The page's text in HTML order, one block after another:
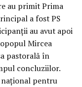
au primit Prima
a fost PS
au avut apoi
Mircea
pastorală în
concluziilor.
național pentru